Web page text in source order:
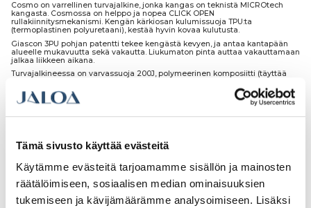
Tämä sivusto käyttää evästeitä
Käytämme evästeitä tarjoamamme sisällön ja mainosten
räätälöimiseen, sosiaalisen median ominaisuuksien
tukemiseen ja kävijämäärämme analysoimiseen. Lisäksi
Cosmo on varrellinen turvajalkine, jonka kangas on teknistä MICROtech
kangasta. Cosmossa on helppo ja nopea CLICK OPEN
rullakiinnitysmekanismi. Kengän kärkiosan kulumissuoja TPU:ta
(termoplastinen polyuretaani), kestää hyvin kovaa kulutusta.
Giascon 3PU pohjan patentti tekee kengästä kevyen, ja antaa kantapään
alueelle mukavuutta sekä vakautta. Liukumaton pinta auttaa vakauttamaan
jalkaa liikkeen aikana.
Turvajalkineessa on varvassuoja 200J, polymeerinen komposiitti (täyttää
komposiittikangas (täyttää vaatimukset EN 22568). Pohja 3CLOUD
kolmikerroksinen, antistaattinen polyuretaanipohja, joka kestää hyvin
hydrolyysia (ISO 5423:92), hiilivetyjä ja hankausta, vaimentaa iskuja ja on
erittäin pitävä.
Tutustu myös